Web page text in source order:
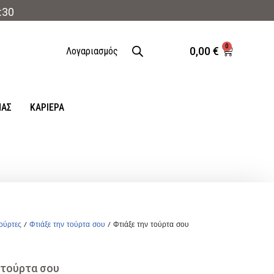
Λογαριασμός 0,00€ 0
ΚΑΡΙΈΡΑ
/Φτιάξε την τούρτα σου / Φτιάξε την τούρτα σου
σου